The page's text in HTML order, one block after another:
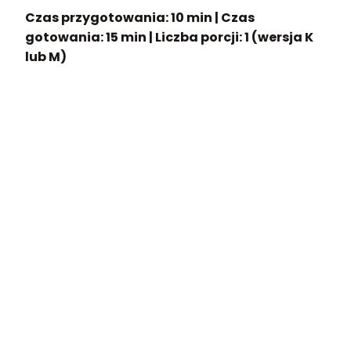
Czas przygotowania: 10 min | Czas
gotowania: 15 min | Liczba porcji: 1 (wersja K
lub M)